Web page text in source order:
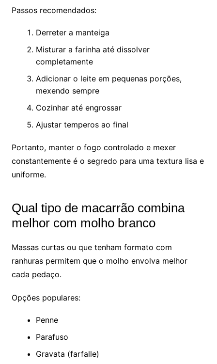
Passos recomendados:
Derreter a manteiga
Misturar a farinha até dissolver
completamente
Adicionar o leite em pequenas porções,
mexendo sempre
Cozinhar até engrossar
Ajustar temperos ao final
Portanto, manter o fogo controlado e mexer
constantemente é o segredo para uma textura lisa e
uniforme.
Qual tipo de macarrão combina
melhor com molho branco
Massas curtas ou que tenham formato com
ranhuras permitem que o molho envolva melhor
cada pedaço.
Opções populares:
Penne
Parafuso
Gravata (farfalle)